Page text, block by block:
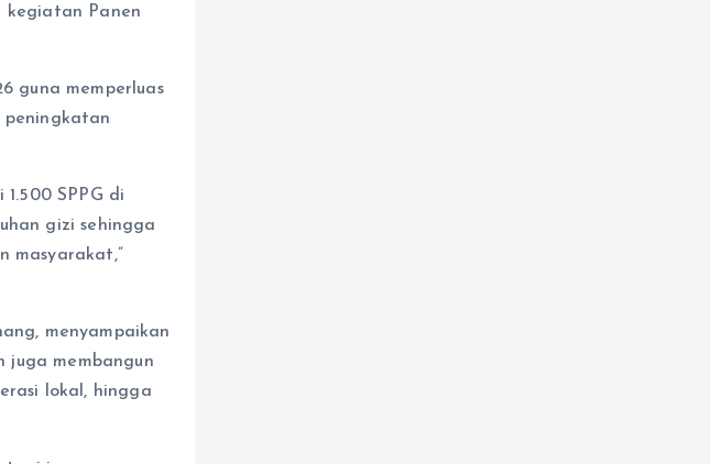
kegiatan Panen
guna memperluas
SPPG di
gizi sehingga
masyarakat,”
menyampaikan
juga membangun
lokal, hingga